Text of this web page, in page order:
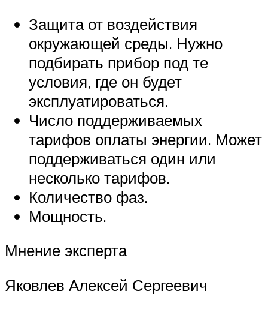
Защита от воздействия
окружающей среды. Нужно
подбирать прибор под те
условия, где он будет
эксплуатироваться.
Число поддерживаемых
тарифов оплаты энергии. Может
поддерживаться один или
несколько тарифов.
Количество фаз.
Мощность.
Мнение эксперта
Яковлев Алексей Сергеевич